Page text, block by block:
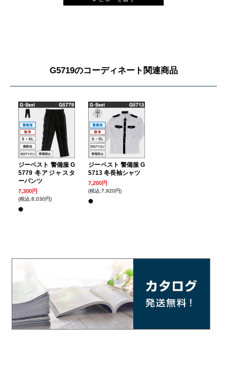
G5719のコーディネート関連商品
ジーベスト 警備服 G
5779 冬アジャスタ
ーパンツ
7,300円
(税込:8,030円)
ジーベスト 警備服 G
5713 冬長袖シャツ
7,200円
(税込:7,920円)